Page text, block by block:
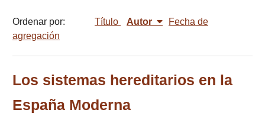
Ordenar por: Título Autor
Fecha de
agregación
Los sistemas hereditarios en la
España Moderna